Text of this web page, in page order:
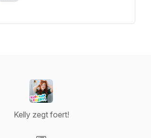
Kelly zegt foert!